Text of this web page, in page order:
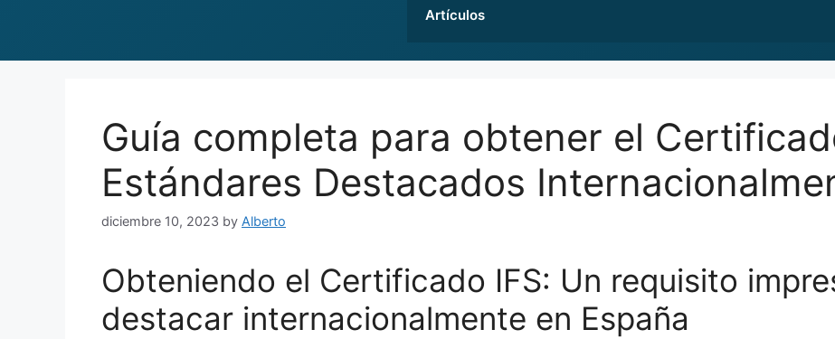
Artículos
Guía completa para obtener el
Estándares Destacados
diciembre 10, 2023 by Alberto
Obteniendo el Certificado IFS: Un requisito
destacar internacionalmente en España